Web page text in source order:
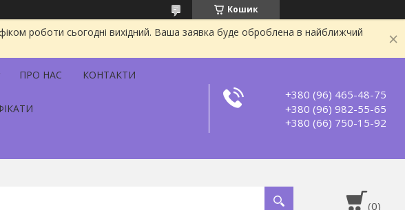
Кошик
роботи сьогодні вихідний. Ваша заявка буде оброблена в найближчий
ПРО НАС КОНТАКТИ
+380 (96) 465-48-75
+380 (96) 982-55-65
+380 (66) 750-15-92